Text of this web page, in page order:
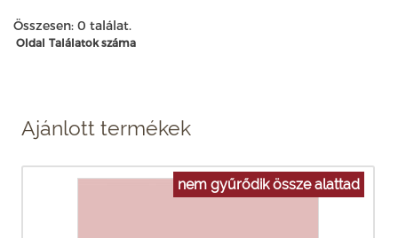
Összesen: 0 találat.
Oldal Találatok száma
Ajánlott termékek
nem gyűrődik össze alattad